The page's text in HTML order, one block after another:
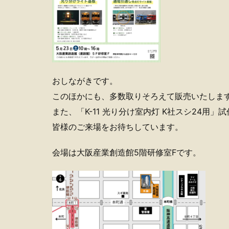
おしながきです。
このほかにも、多数取りそろえて販売いたします
また、「K-11 光り分け室内灯 K社スシ24用」試
皆様のご来場をお待ちしています。
会場は大阪産業創造館5階研修室Fです。